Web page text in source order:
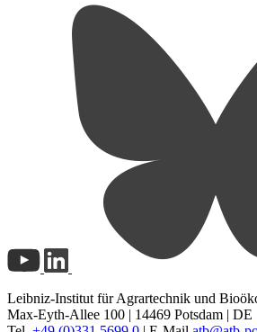
Leibniz-Institut für Agrartechnik und
Max-Eyth-Allee 100 | 14469 Potsdam | DE